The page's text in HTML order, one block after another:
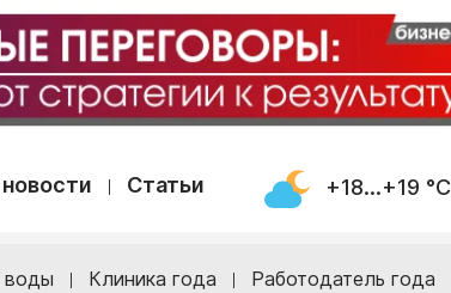
Статьи +18...+19 °С
воды Клиника года Работодатель года